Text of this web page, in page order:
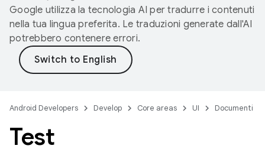
Google utilizza la tecnologia AI per tradurre i contenuti
nella tua lingua preferita. Le traduzioni generate dall'AI
potrebbero contenere errori.
Android Developers Develop Core areas UI Documenti
Test